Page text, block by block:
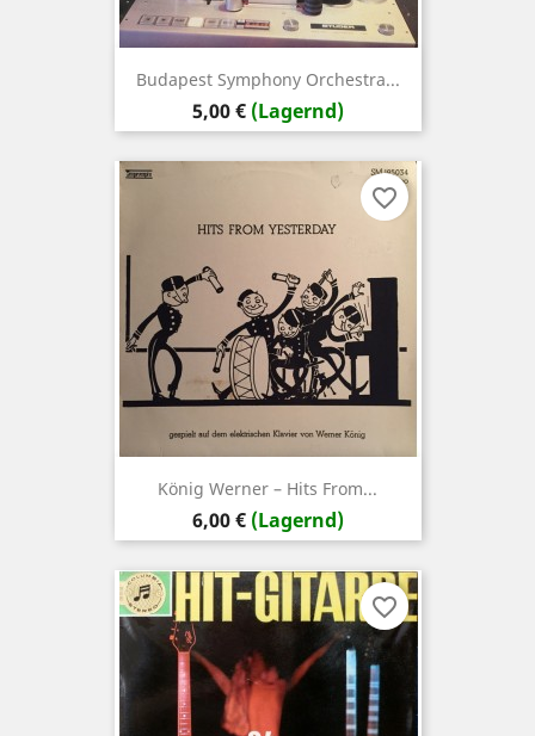
Budapest Symphony Orchestra...
Preis
5,00 € (Lagernd)
König Werner ‎– Hits From...
Preis
6,00 € (Lagernd)
favorite_border
favorite_border